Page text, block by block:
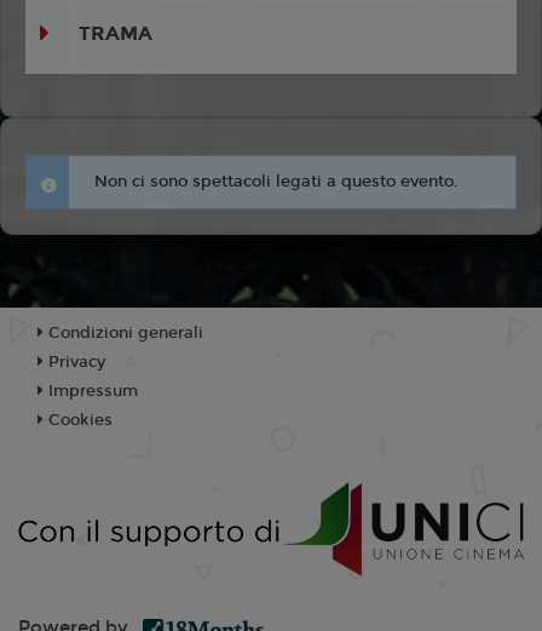
TRAMA
Non ci sono spettacoli legati a questo evento.
Condizioni generali
Privacy
Impressum
Cookies